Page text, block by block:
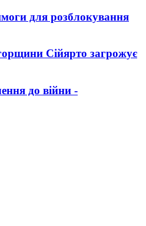
для розблокування
Сійярто загрожує
до війни -